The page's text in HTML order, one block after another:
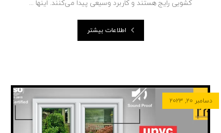
کشویی رایج هستند و کاربرد وسیعی پیدا می‌کنند. اینها ...
اطلاعات بیشتر
دسامبر ۲۰, ۲۰۲۳